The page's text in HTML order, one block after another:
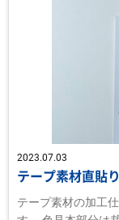
2023.07.03
テープ素材直貼
テープ素材の加工